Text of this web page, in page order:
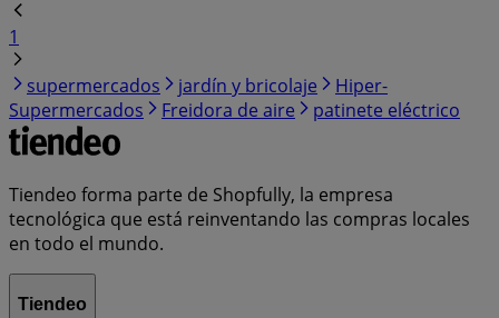
1
supermercados
jardín y bricolaje
Hiper-
Supermercados
Freidora de aire patinete eléctrico
Tiendeo forma parte de Shopfully, la empresa
tecnológica que está reinventando las compras locales
en todo el mundo.
Tiendeo